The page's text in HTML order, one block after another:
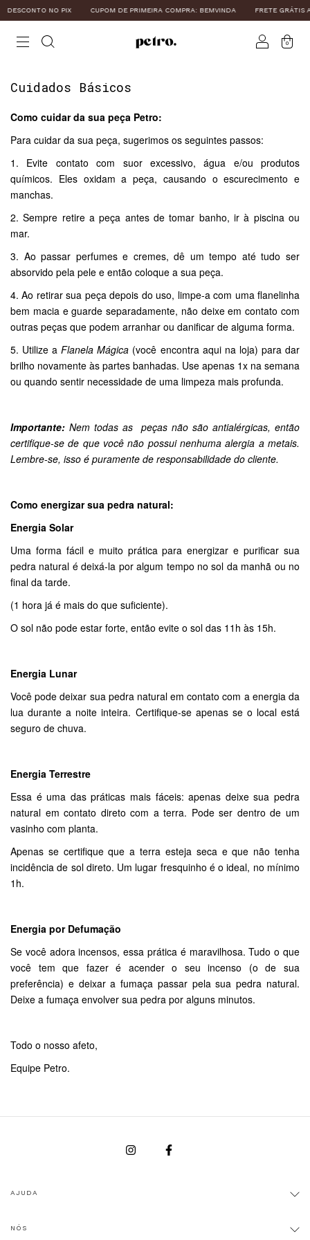
DESCONTO NO PIX CUPOM DE PRIMEIRA COMPRA: BEMVINDA FRETE GRÁTIS
0
Cuidados Básicos
Como cuidar da sua peça Petro:
Para cuidar da sua peça, sugerimos os seguintes passos:
1. Evite contato com suor excessivo, água e/ou produtos
químicos. Eles oxidam a peça, causando o escurecimento e
manchas.
2. Sempre retire a peça antes de tomar banho, ir à piscina ou
mar.
3. Ao passar perfumes e cremes, dê um tempo até tudo ser
absorvido pela pele e então coloque a sua peça.
4. Ao retirar sua peça depois do uso, limpe-a com uma flanelinha
bem macia e guarde separadamente, não deixe em contato com
outras peças que podem arranhar ou danificar de alguma forma.
5. Utilize aFlanela Mágica (você encontra aqui na loja) para dar
brilho novamente às partes banhadas. Use apenas 1x na semana
ou quando sentir necessidade de uma limpeza mais profunda.
Importante: Nem todas as peças não são antialérgicas, então
certifique-se de que você não possui nenhuma alergia a metais.
Lembre-se, isso é puramente de responsabilidade do cliente.
Como energizar sua pedra natural:
Energia Solar
Uma forma fácil e muito prática para energizar e purificar sua
pedra natural é deixá-la por algum tempo no sol da manhã ou no
final da tarde.
(1 hora já é mais do que suficiente).
O sol não pode estar forte, então evite o sol das 11h às 15h.
Energia Lunar
Você pode deixar sua pedra natural em contato com a energia da
lua durante a noite inteira. Certifique-se apenas se o local está
seguro de chuva.
Energia Terrestre
Essa é uma das práticas mais fáceis: apenas deixe sua pedra
natural em contato direto com a terra. Pode ser dentro de um
vasinho com planta.
Apenas se certifique que a terra esteja seca e que não tenha
incidência de sol direto. Um lugar fresquinho é o ideal, no mínimo
1h.
Energia por Defumação
Se você adora incensos, essa prática é maravilhosa. Tudo o que
você tem que fazer é acender o seu incenso (o de sua
preferência) e deixar a fumaça passar pela sua pedra natural.
Deixe a fumaça envolver sua pedra por alguns minutos.
Todo o nosso afeto,
Equipe Petro.
AJUDA
NÓS